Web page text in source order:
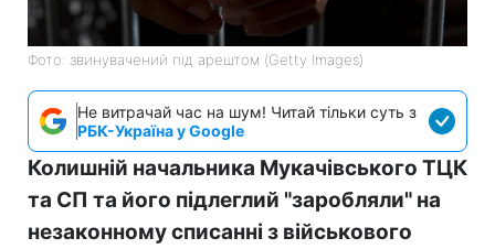
Фото: звинувачений під арештом (Getty Images)
Не витрачай час на шум! Читай тільки суть з
РБК-Україна у Google
Колишній начальника Мукачівського ТЦК
та СП та його підлеглий "заробляли" на
незаконному списанні з військового